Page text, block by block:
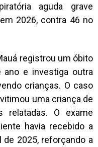
aguda grave
2026, contra 46 no
registrou um óbito
ano e investiga outra
crianças. O caso
uma criança de
relatadas. O exame
havia recebido a
2025, reforçando a